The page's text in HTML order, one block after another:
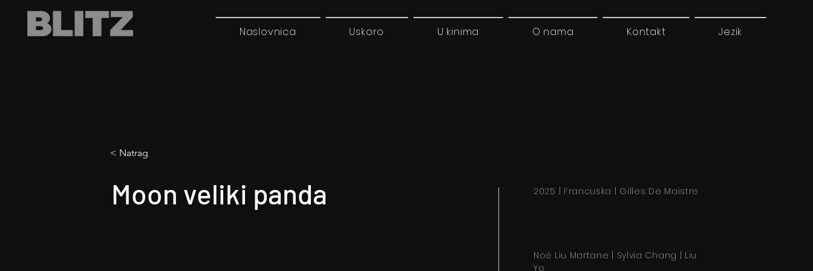
Naslovnica Uskoro U kinima O nama Kontakt Jezik
< Natrag
Moon veliki panda 2025 | Francuska | Gilles De Maistre
Noé Liu Martane | Sylvia Chang | Liu
Ye